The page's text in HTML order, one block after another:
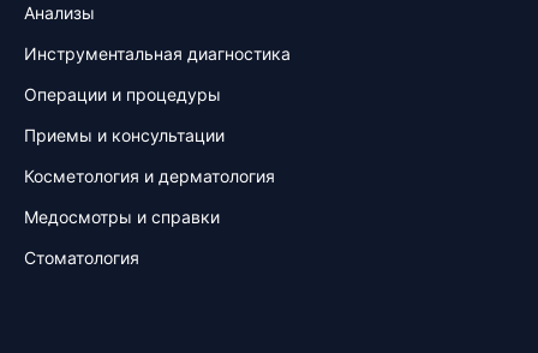
Анализы
Инструментальная диагностика
Операции и процедуры
Приемы и консультации
Косметология и дерматология
Медосмотры и справки
Стоматология